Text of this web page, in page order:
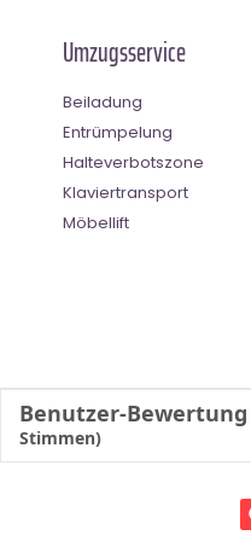
Umzugsservice
Beiladung
Entrümpelung
Halteverbotszone
Klaviertransport
Möbellift
Benutzer-Bewertung
Stimmen)